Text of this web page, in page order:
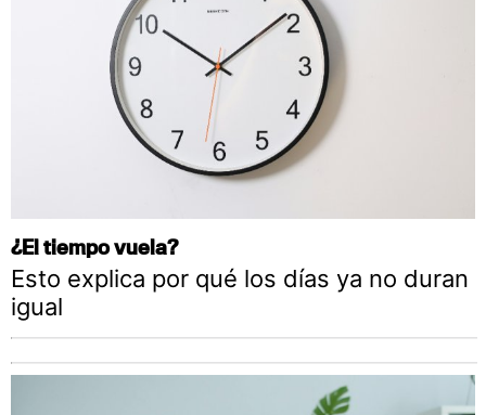
¿El tiempo vuela?
Esto explica por qué los días ya no duran
igual